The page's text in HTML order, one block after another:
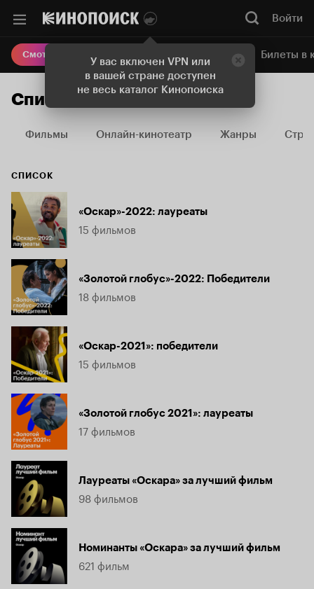
У вас включен VPN или
в вашей стране доступен
не весь каталог Кинопоиска
Войти
Смотреть кино Онлайн-кинотеатр Билеты в
Списки
Фильмы Онлайн-кинотеатр Жанры
СПИСОК
«Оскар»-2022: лауреаты
15 фильмов
«Золотой глобус»-2022: Победители
18 фильмов
«Оскар-2021»: победители
15 фильмов
«Золотой глобус 2021»: лауреаты
17 фильмов
Лауреаты «Оскара» за лучший фильм
98 фильмов
Номинанты «Оскара» за лучший фильм
621 фильм